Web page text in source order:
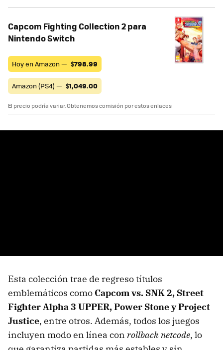
Capcom Fighting Collection 2 para
Nintendo Switch
Hoy en Amazon — $798.99
Amazon (PS4) — $1,049.00
El precio podría variar. Obtenemos comisión por estos enlaces
Esta colección trae de regreso títulos
emblemáticos como Capcom vs. SNK 2, Street
Fighter Alpha 3 UPPER, Power Stone y Project
Justice, entre otros. Además, todos los juegos
incluyen modo en línea con rollback netcode, lo